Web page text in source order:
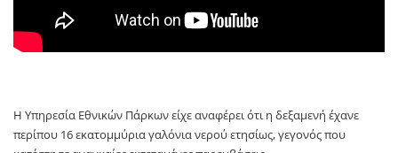
Η Υπηρεσία Εθνικών Πάρκων είχε αναφέρει ότι η δεξαμενή έχανε
περίπου 16 εκατομμύρια γαλόνια νερού ετησίως, γεγονός που